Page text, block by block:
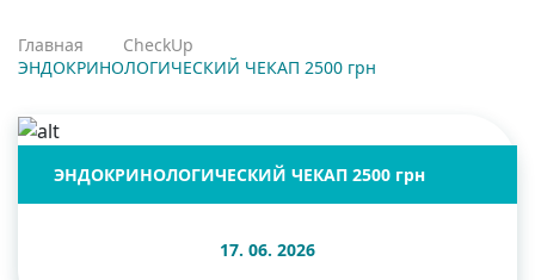
Главная
CheckUp
ЭНДОКРИНОЛОГИЧЕСКИЙ ЧЕКАП 2500 грн
ЭНДОКРИНОЛОГИЧЕСКИЙ ЧЕКАП 2500 грн
17. 06. 2026